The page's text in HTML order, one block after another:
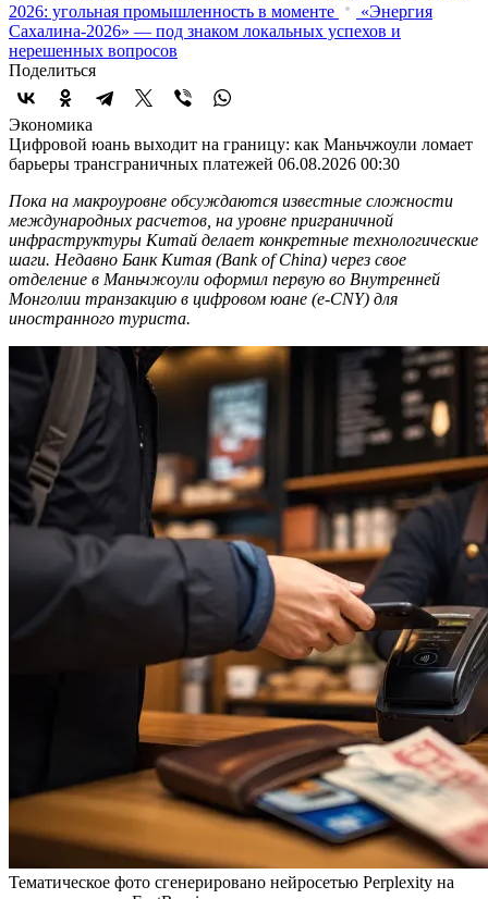
2026: угольная промышленность в моменте
«Энергия
Сахалина-2026» — под знаком локальных успехов и
нерешенных вопросов
Поделиться
Экономика
Цифровой юань выходит на границу: как Маньчжоули ломает
барьеры трансграничных платежей 06.08.2026 00:30
Пока на макроуровне обсуждаются известные сложности
международных расчетов, на уровне приграничной
инфраструктуры Китай делает конкретные технологические
шаги. Недавно Банк Китая (Bank of China) через свое
отделение в Маньчжоули оформил первую во Внутренней
Монголии транзакцию в цифровом юане (e-CNY) для
иностранного туриста.
Тематическое фото сгенерировано нейросетью Perplexity на